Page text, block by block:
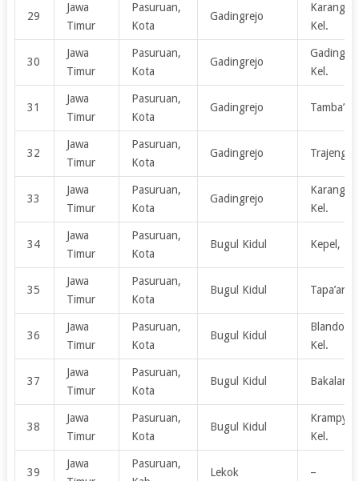
29
Jawa
Timur
Pasuruan,
Kota
Gadingrejo
Kel.
30
Jawa
Timur
Pasuruan,
Kota
Gadingrejo
Kel.
31
Jawa
Timur
Pasuruan,
Kota
Gadingrejo
32
Jawa
Timur
Pasuruan,
Kota
Gadingrejo Trajeng,
33
Jawa
Timur
Pasuruan,
Kota
Gadingrejo
Kel.
34
Jawa
Timur
Pasuruan,
Kota
Bugul Kidul Kepel,
35
Jawa
Timur
Pasuruan,
Kota
Bugul Kidul Tapa’an,
36
Jawa
Timur
Pasuruan,
Kota
Bugul Kidul
Kel.
37
Jawa
Timur
Pasuruan,
Kota
Bugul Kidul Bakalan,
38
Jawa
Timur
Pasuruan,
Kota
Bugul Kidul
Kel.
39
Jawa
Pasuruan,
Lekok –